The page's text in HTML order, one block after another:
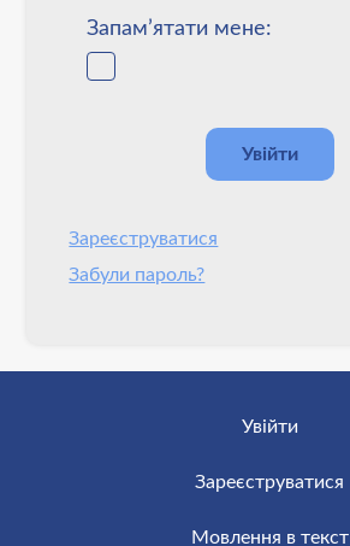
Запам’ятати мене:
Зареєструватися
Забули пароль?
Увійти
Зареєструватися
Мовлення в текст